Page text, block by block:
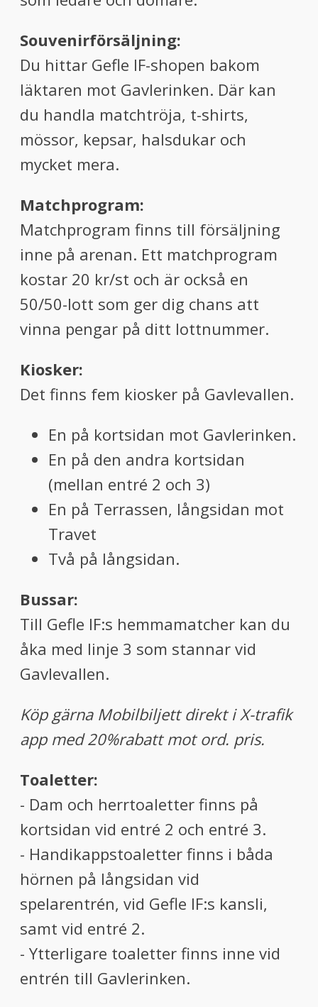
Souvenirförsäljning:
Du hittar Gefle IF-shopen bakom
läktaren mot Gavlerinken. Där kan
du handla matchtröja, t-shirts,
mössor, kepsar, halsdukar och
mycket mera.
Matchprogram:
Matchprogram finns till försäljning
inne på arenan. Ett matchprogram
kostar 20 kr/st och är också en
50/50-lott som ger dig chans att
vinna pengar på ditt lottnummer.
Kiosker:
Det finns fem kiosker på Gavlevallen.
En på kortsidan mot Gavlerinken.
En på den andra kortsidan
(mellan entré 2 och 3)
En på Terrassen, långsidan mot
Travet
Två på långsidan.
Bussar:
Till Gefle IF:s hemmamatcher kan du
åka med linje 3 som stannar vid
Gavlevallen.
Köp gärna Mobilbiljett direkt i X-trafik
app med 20%rabatt mot ord. pris.
Toaletter:
- Dam och herrtoaletter finns på
kortsidan vid entré 2 och entré 3.
- Handikappstoaletter finns i båda
hörnen på långsidan vid
spelarentrén, vid Gefle IF:s kansli,
samt vid entré 2.
- Ytterligare toaletter finns inne vid
entrén till Gavlerinken.